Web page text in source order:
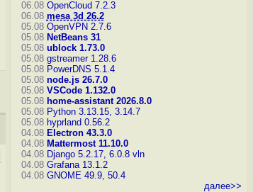
06.08 OpenCloud 7.2.3
06.08 mesa 3d 26.2
05.08 OpenVPN 2.7.6
05.08 NetBeans 31
05.08 ublock 1.73.0
05.08 gstreamer 1.28.6
05.08 PowerDNS 5.1.4
05.08 node.js 26.7.0
05.08 VSCode 1.132.0
05.08 home-assistant 2026.8.0
05.08 Python 3.13.15, 3.14.7
05.08 hyprland 0.56.2
04.08 Electron 43.3.0
04.08 Mattermost 11.10.0
04.08 Django 5.2.17, 6.0.8 vln
04.08 Grafana 13.1.2
04.08 GNOME 49.9, 50.4
далее>>